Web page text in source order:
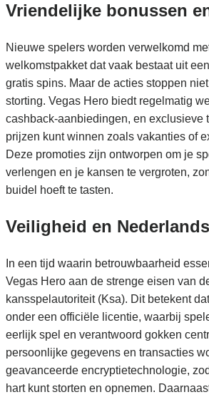
Vriendelijke bonussen
Nieuwe spelers worden verwelkomd
welkomstpakket dat vaak bestaat uit
gratis spins. Maar de acties stoppen
storting. Vegas Hero biedt regelmatig
cashback-aanbiedingen, en exclusieve
prijzen kunt winnen zoals vakanties of
Deze promoties zijn ontworpen om je
verlengen en je kansen te vergroten,
buidel hoeft te tasten.
Veiligheid en
In een tijd waarin betrouwbaarheid
Vegas Hero aan de strenge eisen van
kansspelautoriteit (Ksa). Dit betekent
onder een officiële licentie, waarbij
eerlijk spel en verantwoord gokken
persoonlijke gegevens en transacties
geavanceerde encryptietechnologie,
hart kunt storten en opnemen.